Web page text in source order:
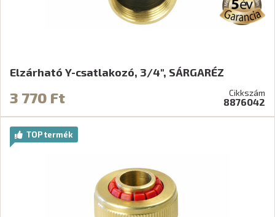
Elzárható Y-csatlakozó, 3/4", SÁRGARÉZ
3 770 Ft Cikkszám
8876042
TOP termék